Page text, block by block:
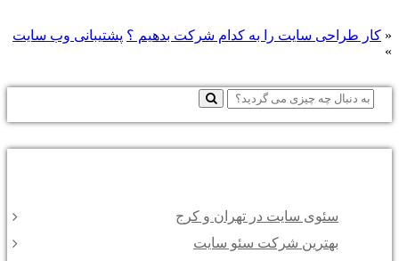
« کار طراحی سایت را به کدام شرکت بدهیم ؟ پشتیبانی وب سایت
»
سئوی سایت در تهران و کرج
بهترین شرکت سئو سایت